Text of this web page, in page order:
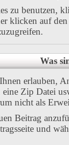
zu benutzen,
klicken auf
Was
erlauben,
Zip Datei
nicht als
Beitrag
und